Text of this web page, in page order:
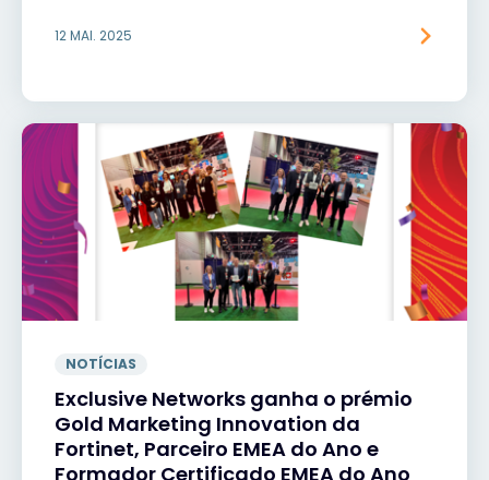
12 MAI. 2025
NOTÍCIAS
Exclusive Networks ganha o prémio
Gold Marketing Innovation da
Fortinet, Parceiro EMEA do Ano e
Formador Certificado EMEA do Ano